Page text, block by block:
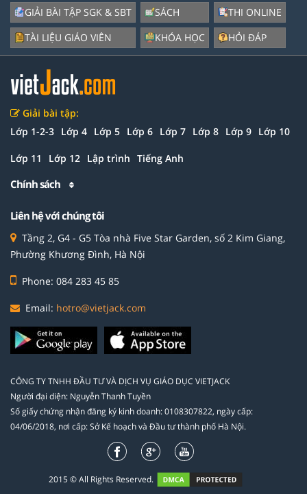
GIẢI BÀI TẬP SGK & SBT
TÀI LIỆU GIÁO VIÊN
SÁCH
KHÓA HỌC
THI ONLINE
HỎI ĐÁP
Giải bài tập:
Lớp 1-2-3 Lớp 4 Lớp 5 Lớp 6 Lớp 7 Lớp 8 Lớp 9 Lớp 10
Lớp 11 Lớp 12 Lập trình Tiếng Anh
Chính sách
Liên hệ với chúng tôi
Tầng 2, G4 - G5 Tòa nhà Five Star Garden, số 2 Kim Giang,
Phường Khương Đình, Hà Nội
Phone: 084 283 45 85
Email: hotro@vietjack.com
CÔNG TY TNHH ĐẦU TƯ VÀ DỊCH VỤ GIÁO DỤC VIETJACK
Người đại diện: Nguyễn Thanh Tuyền
Số giấy chứng nhận đăng ký kinh doanh: 0108307822, ngày cấp:
04/06/2018, nơi cấp: Sở Kế hoạch và Đầu tư thành phố Hà Nội.
2015 © All Rights Reserved.